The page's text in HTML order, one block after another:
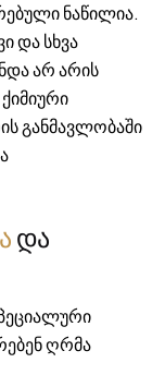
ნაწილია.
და სხვა
არ არის
განმავლობაში
და
ღრმა